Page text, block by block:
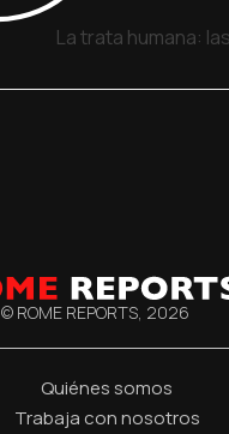
La trata humana:
© ROME REPORTS, 2026
Quiénes somos
Trabaja con nosotros